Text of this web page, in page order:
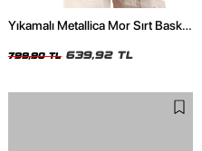
Yıkamalı Metallica Mor Sırt Baskılı
799,90 TL 639,92 TL